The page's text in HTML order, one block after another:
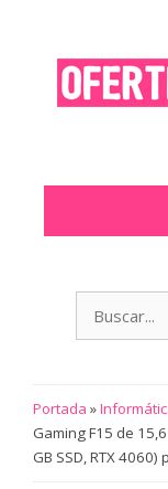
contenido
Portada »
Gaming F15 de
GB SSD, RTX